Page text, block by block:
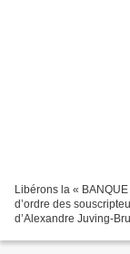
Libérons la «
d’ordre des
d’Alexandre Juving-